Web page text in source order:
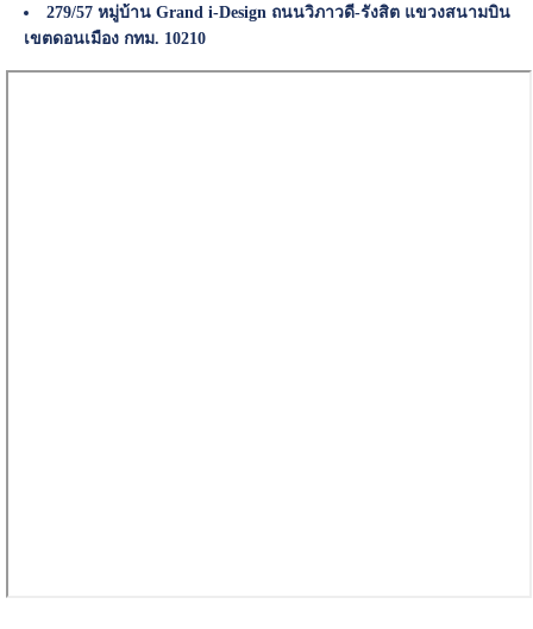
279/57 หมู่บ้าน Grand i-Design ถนนวิภาวดี-รังสิต แขวงสนามบิน
เขตดอนเมือง กทม. 10210